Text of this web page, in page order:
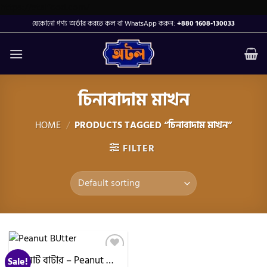
to
content
যেকোনো পণ্য অর্ডার করতে কল বা WhatsApp করুন: +880 1608-130033
চিনাবাদাম মাখন
HOME / PRODUCTS TAGGED “চিনাবাদাম মাখন”
FILTER
Sale! Add to
পিনাট বাটার – Peanut Butter